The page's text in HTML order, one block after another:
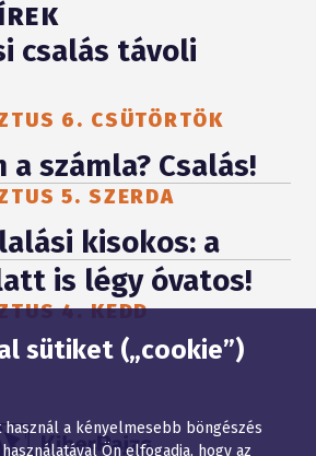
csalás távoli
6. CSÜTÖRTÖK
a számla? Csalás!
5. SZERDA
kisokos: a
is légy óvatos!
4. KEDD
sütiket („cookie”)
a kényelmesebb böngészés
Ön elfogadja, hogy az